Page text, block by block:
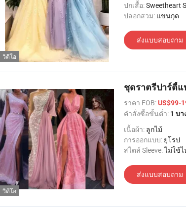
วิดีโอ
ปกเสื้อ:Sweetheart
ปลอกสวม: แขนกุด
ส่งแบบสอบถาม
วิดีโอ
ชุดราตรีปาร์ตี้แ
ราคา FOB:US$99-
คำสั่งซื้อขั้นต่ำ: 1 บ
เนื้อผ้า: ลูกไม้
การออกแบบ: ยุโรป
สไตล์ Sleeve:ไม่ใช้ไ
ส่งแบบสอบถาม